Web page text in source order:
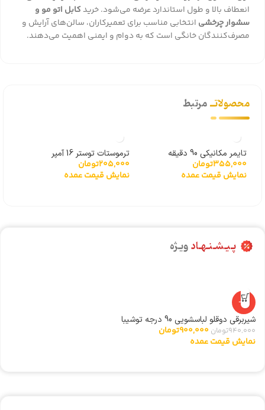
انعطاف بالا و طول استاندارد عرضه می‌شود. خریدکابل اتو مو و
سشوار چرخشی انتخابی مناسب برای تعمیرکاران، سالن‌های آرایش و
مصرف‌کنندگان خانگی است که به دوام و ایمنی اهمیت می‌دهند.
محصولاتــمرتبط
تایمر مکانیکی 90 دقیقه
355,000تومان
نمایش قیمت عمده
ترموستات توستر 16 آمپر
205,000تومان
نمایش قیمت عمده
پـیـشـنـهـادویـژه
-4%
شیربرقی دوقلو لباسشویی 90 درجه توشیبا
940,000تومان 900,000تومان
نمایش قیمت عمده